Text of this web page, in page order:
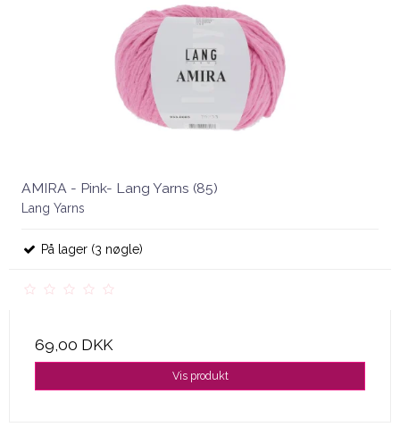
AMIRA - Pink- Lang Yarns (85)
Lang Yarns
På lager (3 nøgle)
69,00 DKK
Vis produkt